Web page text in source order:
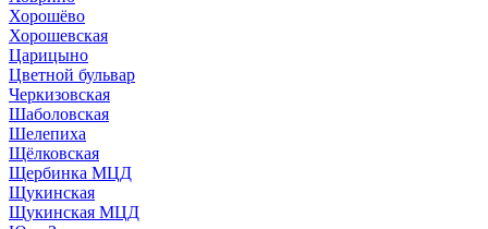
Хорошёво
Хорошевская
Царицыно
Цветной бульвар
Черкизовская
Шаболовская
Шелепиха
Щёлковская
Щербинка МЦД
Щукинская
Щукинская МЦД